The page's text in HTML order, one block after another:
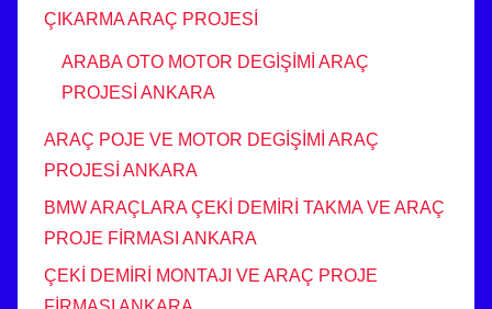
ÇIKARMA ARAÇ PROJESİ
ARABA OTO MOTOR DEGİŞİMİ ARAÇ
PROJESİ ANKARA
ARAÇ POJE VE MOTOR DEGİŞİMİ ARAÇ
PROJESİ ANKARA
BMW ARAÇLARA ÇEKİ DEMİRİ TAKMA VE ARAÇ
PROJE FİRMASI ANKARA
ÇEKİ DEMİRİ MONTAJI VE ARAÇ PROJE